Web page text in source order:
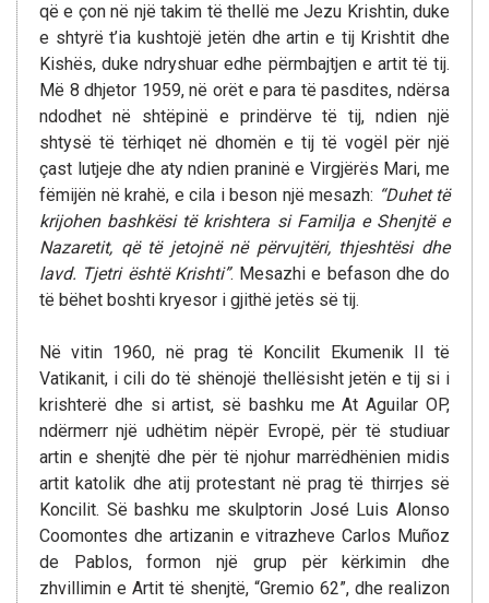
që e çon në një takim të thellë me Jezu Krishtin, duke
e shtyrë t’ia kushtojë jetën dhe artin e tij Krishtit dhe
Kishës, duke ndryshuar edhe përmbajtjen e artit të tij.
Më 8 dhjetor 1959, në orët e para të pasdites, ndërsa
ndodhet në shtëpinë e prindërve të tij, ndien një
shtysë të tërhiqet në dhomën e tij të vogël për një
çast lutjeje dhe aty ndien praninë e Virgjërës Mari, me
fëmijën në krahë, e cila i beson një mesazh: “Duhet të
krijohen bashkësi të krishtera si Familja e Shenjtë e
Nazaretit, që të jetojnë në përvujtëri, thjeshtësi dhe
lavd. Tjetri është Krishti”. Mesazhi e befason dhe do
të bëhet boshti kryesor i gjithë jetës së tij.
Në vitin 1960, në prag të Koncilit Ekumenik II të
Vatikanit, i cili do të shënojë thellësisht jetën e tij si i
krishterë dhe si artist, së bashku me At Aguilar OP,
ndërmerr një udhëtim nëpër Evropë, për të studiuar
artin e shenjtë dhe për të njohur marrëdhënien midis
artit katolik dhe atij protestant në prag të thirrjes së
Koncilit. Së bashku me skulptorin José Luis Alonso
Coomontes dhe artizanin e vitrazheve Carlos Muñoz
de Pablos, formon një grup për kërkimin dhe
zhvillimin e Artit të shenjtë, “Gremio 62”, dhe realizon